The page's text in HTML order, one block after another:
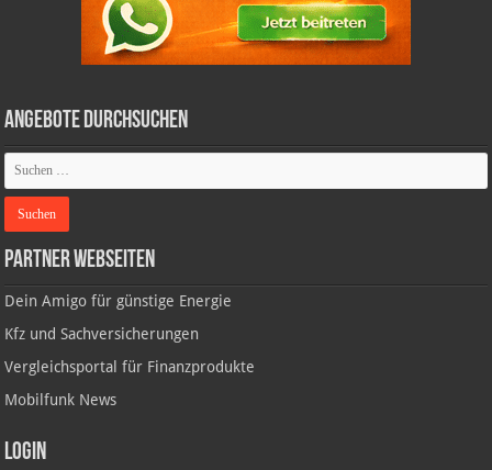
Angebote durchsuchen
Partner Webseiten
Dein Amigo für günstige Energie
Kfz und Sachversicherungen
Vergleichsportal für Finanzprodukte
Mobilfunk News
Login